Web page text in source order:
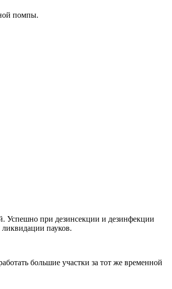
помпы.
Успешно при дезинсекции и дезинфекции
пауков.
большие участки за тот же временной